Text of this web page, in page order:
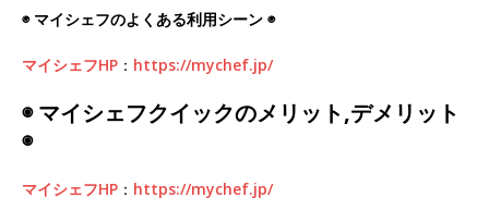
◉ マイシェフのよくある利用シーン ◉
マイシェフHP ： https://mychef.jp/
◉ マイシェフクイックのメリット,デメリット
◉
マイシェフHP ： https://mychef.jp/